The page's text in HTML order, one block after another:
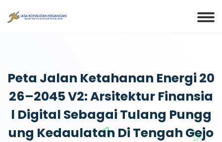
Peta Jalan Ketahanan Energi 20
26–2045 V2: Arsitektur Finansia
L Digital Sebagai Tulang Pungg
Ung Kedaulatan Di Tengah Gejo